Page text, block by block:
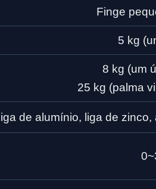
Finge
5 kg
8 kg (um
25 kg (palma
de alumínio, liga de